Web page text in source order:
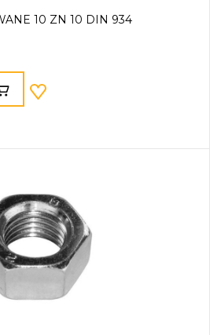
10 ZN 10 DIN 934